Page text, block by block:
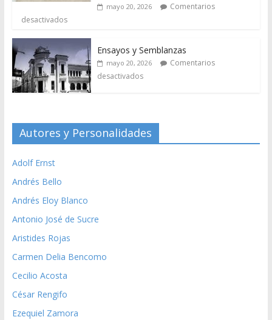
mayo 20, 2026
Comentarios
desactivados
Ensayos y Semblanzas
mayo 20, 2026
Comentarios
desactivados
Autores y Personalidades
Adolf Ernst
Andrés Bello
Andrés Eloy Blanco
Antonio José de Sucre
Aristides Rojas
Carmen Delia Bencomo
Cecilio Acosta
César Rengifo
Ezequiel Zamora